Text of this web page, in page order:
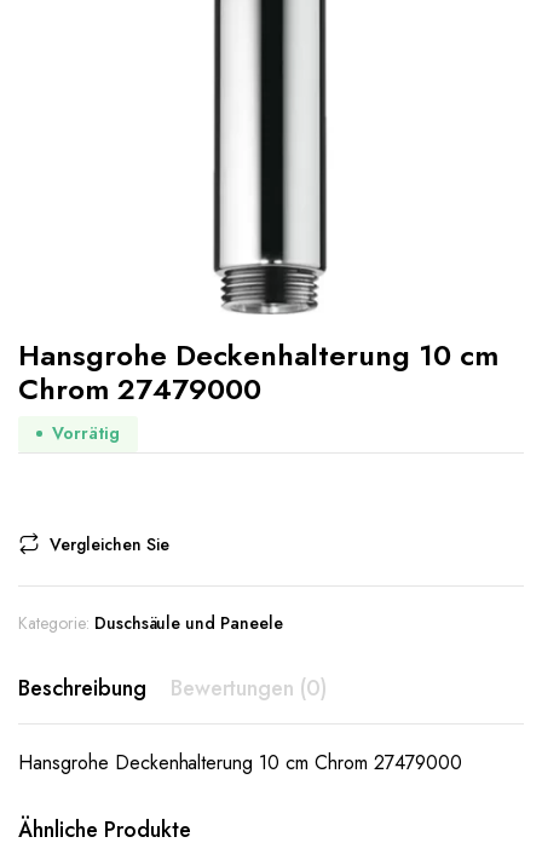
Hansgrohe Deckenhalterung 10 cm
Chrom 27479000
Vorrätig
Vergleichen Sie
Kategorie: Duschsäule und Paneele
Beschreibung Bewertungen (0)
Hansgrohe Deckenhalterung 10 cm Chrom 27479000
Ähnliche Produkte